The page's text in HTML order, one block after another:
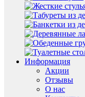
Информация
Акции
Отзывы
О нас